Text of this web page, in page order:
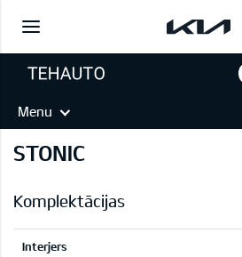
Menu
STONIC
Komplektācijas
Interjers